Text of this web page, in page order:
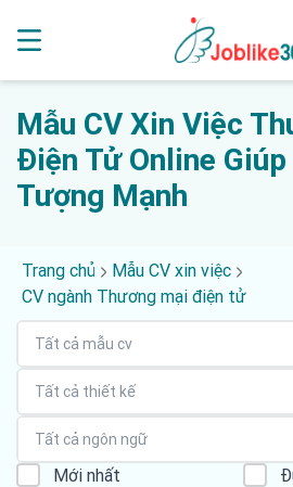
Mẫu CV Xin Việc
Điện Tử Online Giúp
Tượng Mạnh
Trang chủ
Mẫu CV xin việc
CV ngành Thương mại điện tử
Tất cả mẫu cv
Tất cả thiết kế
Tất cả ngôn ngữ
Mới nhất